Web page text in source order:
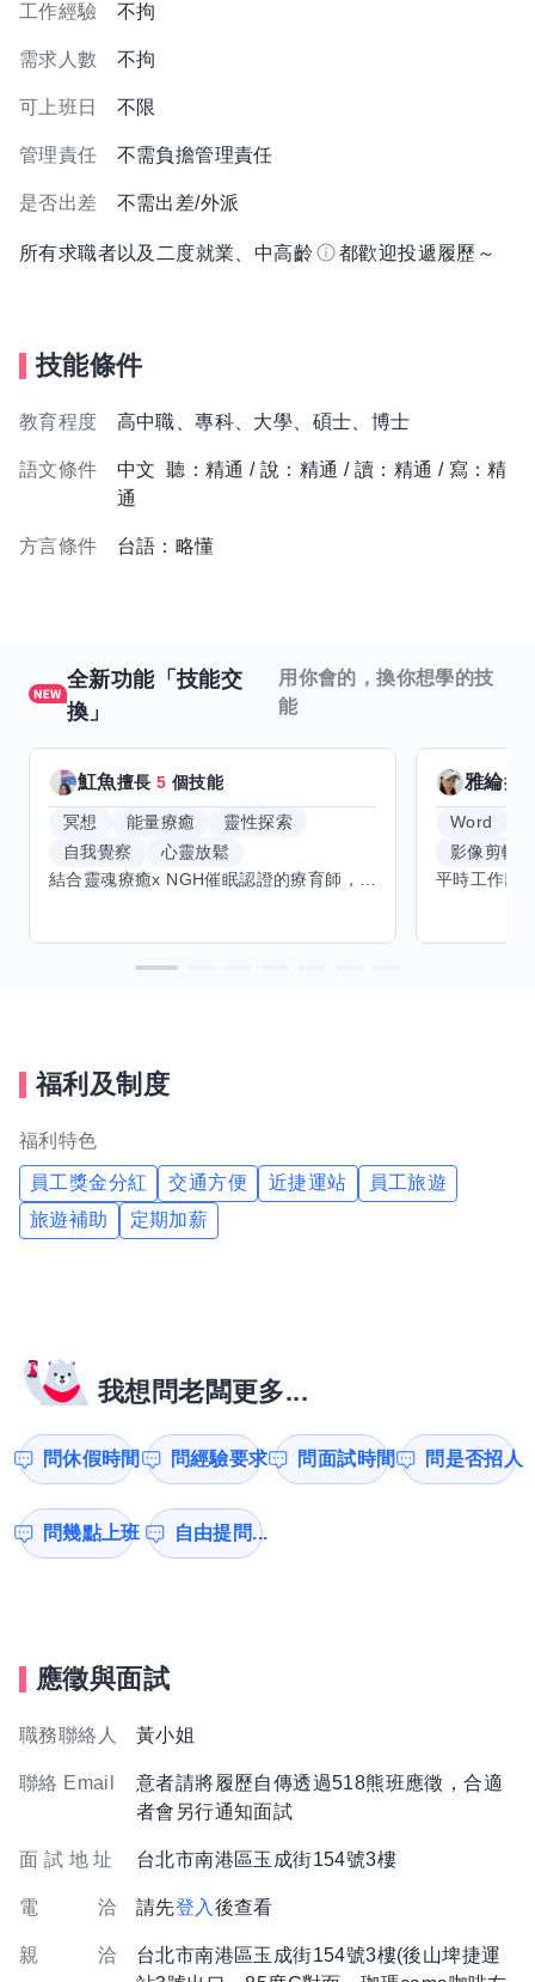
工作經驗 不拘
需求人數 不拘
可上班日 不限
管理責任 不需負擔管理責任
是否出差 不需出差/外派
所有求職者以及二度就業、中高齡 都歡迎投遞履歷～
技能條件
教育程度 高中職、專科、大學、碩士、博士
語文條件
中文 聽：精通 / 說：精通 / 讀：精通 / 寫：精
通
方言條件 台語：略懂
全新功能「技能交
換」
用你會的，換你想學的技
能
魟魚擅長5 個技能
冥想 能量療癒
靈性探索
自我覺察
心靈放鬆
雅綸擅
Word
影像剪輯
福利及制度
福利特色
員工獎金分紅 交通方便 近捷運站
員工旅遊
旅遊補助
定期加薪
我想問老闆更多...
問休假時間 問經驗要求 問面試時間 問是否招人
問幾點上班 自由提問...
應徵與面試
職務聯絡人 黃小姐
聯絡 Email
意者請將履歷自傳透過518熊班應徵，合適
者會另行通知面試
面 試 地 址 台北市南港區玉成街154號3樓
電 洽 請先登入 後查看
親 洽
台北市南港區玉成街154號3樓(後山埤捷運